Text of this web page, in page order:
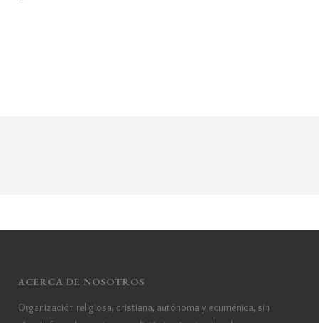
ACERCA DE NOSOTROS
Organización religiosa, cristiana, autónoma y ecuménica, sin